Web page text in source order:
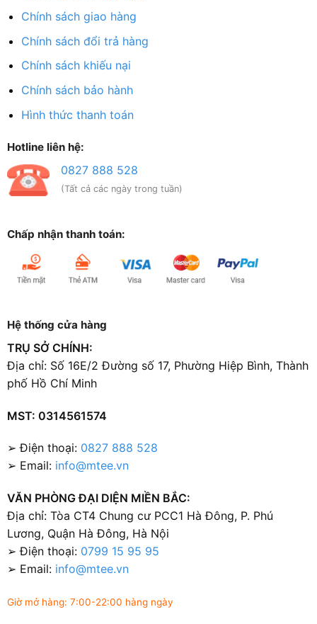
Chính sách giao hàng
Chính sách đổi trả hàng
Chính sách khiếu nại
Chính sách bảo hành
Hình thức thanh toán
Hotline liên hệ:
0827 888 528
(Tất cả các ngày trong tuần)
Chấp nhận thanh toán:
Hệ thống cửa hàng
TRỤ SỞ CHÍNH:
Địa chỉ: Số 16E/2 Đường số 17, Phường Hiệp Bình, Thành
phố Hồ Chí Minh
MST: 0314561574
➢ Điện thoại: 0827 888 528
➢ Email: info@mtee.vn
VĂN PHÒNG ĐẠI DIỆN MIỀN BẮC:
Địa chỉ: Tòa CT4 Chung cư PCC1 Hà Đông, P. Phú
Lương, Quận Hà Đông, Hà Nội
➢ Điện thoại: 0799 15 95 95
➢ Email: info@mtee.vn
Giờ mở hàng: 7:00-22:00 hàng ngày